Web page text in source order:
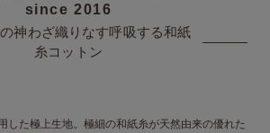
神わざ織りなす呼吸する和紙
糸コットン
since 2016
した極上生地。極細の和紙糸が天然由来の優れた